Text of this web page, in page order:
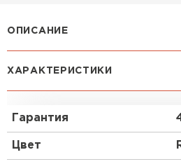
ОПИСАНИЕ
E-20-8017-0,5) — популярный
оцинкованный лист с
металла с оцинковкой и
специальном оборудовании
ХАРАКТЕРИСТИКИ
Гарантия
Цвет